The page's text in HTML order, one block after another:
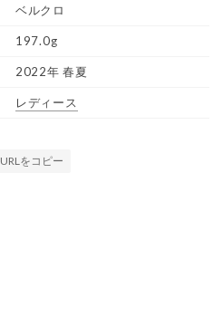
ベルクロ
197.0g
2022年 春夏
レディース
URLをコピー